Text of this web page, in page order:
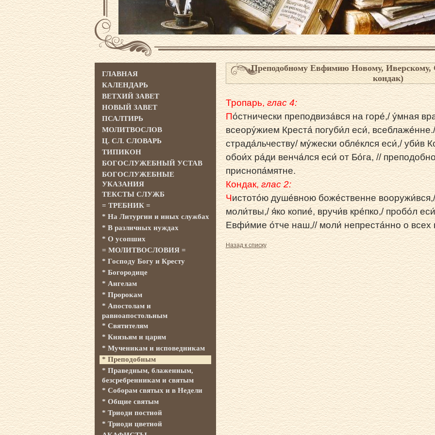
Преподобному Евфимию Новому, Иверскому,
кондак)
Тропарь,глас 4:
По́стнически преподвиза́вся на горе́,/ у́мная
всеору́жием Креста́ погуби́л еси́,
страда́льчеству/ му́жески обле́клся еси́,/ уби́в
обои́х ра́ди венча́лся еси́ от Бо́га, //
приснопа́мятне.
Кондак,глас 2:
Чистото́ю душе́вною боже́ственне
моли́твы,/ я́ко копие́, вручи́в кре́пко,/ пробо́л
Евфи́мие о́тче наш,// моли́ непреста́нно о всех
Назад к списку
ГЛАВНАЯ
КАЛЕНДАРЬ
ВЕТХИЙ ЗАВЕТ
НОВЫЙ ЗАВЕТ
ПСАЛТИРЬ
МОЛИТВОСЛОВ
Ц. СЛ. СЛОВАРЬ
ТИПИКОН
БОГОСЛУЖЕБНЫЙ УСТАВ
БОГОСЛУЖЕБНЫЕ
УКАЗАНИЯ
ТЕКСТЫ СЛУЖБ
= ТРЕБНИК =
* На Литургии и иных службах
* В различных нуждах
* О усопших
= МОЛИТВОСЛОВИЯ =
* Господу Богу и Кресту
* Богородице
* Ангелам
* Пророкам
* Апостолам и
равноапостольным
* Святителям
* Князьям и царям
* Мученикам и исповедникам
* Преподобным
* Праведным, блаженным,
безсребренникам и святым
* Соборам святых и в Недели
* Общие святым
* Триоди постной
* Триоди цветной